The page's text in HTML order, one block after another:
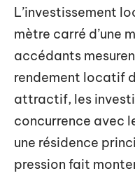
L’investissement
mètre carré d’une
accédants
rendement locatif
attractif, les
concurrence avec
une résidence
pression fait